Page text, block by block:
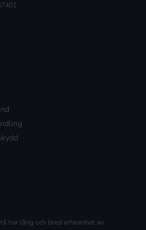
har lång och bred erfarenhet av